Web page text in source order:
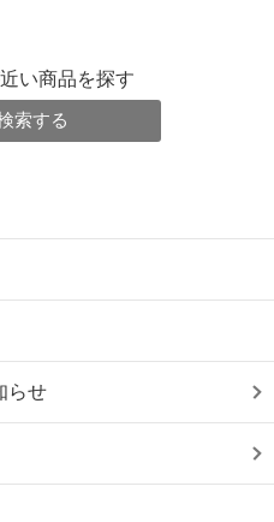
い商品を探す
索する
らせ